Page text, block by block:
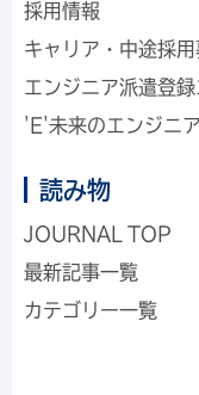
採用情報
キャリア・中途採用
エンジニア派遣登録
'E'未来のエンジニ
読み物
JOURNAL TOP
最新記事一覧
カテゴリー一覧